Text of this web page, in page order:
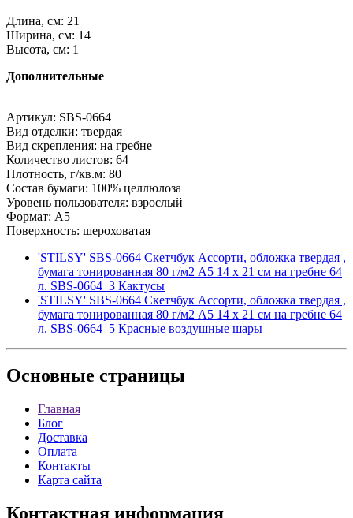
Длина, см: 21
Ширина, см: 14
Высота, см: 1
Дополнительные
Артикул: SBS-0664
Вид отделки: твердая
Вид скрепления: на гребне
Количество листов: 64
Плотность, г/кв.м: 80
Состав бумаги: 100% целлюлоза
Уровень пользователя: взрослый
Формат: A5
Поверхность: шероховатая
'STILSY' SBS-0664 Скетчбук Ассорти, обложка твердая ,
бумага тонированная 80 г/м2 A5 14 х 21 см на гребне 64
л. SBS-0664_3 Кактусы
'STILSY' SBS-0664 Скетчбук Ассорти, обложка твердая ,
бумага тонированная 80 г/м2 A5 14 х 21 см на гребне 64
л. SBS-0664_5 Красные воздушные шары
Основные страницы
Главная
Блог
Доставка
Оплата
Контакты
Карта сайта
Контактная информация